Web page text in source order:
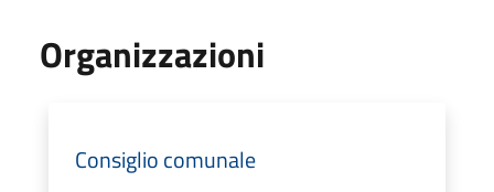
Organizzazioni
Consiglio comunale